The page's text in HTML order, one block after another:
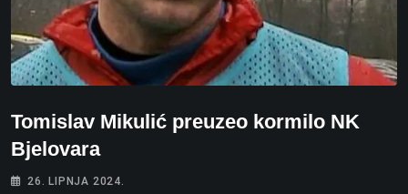
Tomislav Mikulić preuzeo kormilo NK
Bjelovara
26. LIPNJA 2024.